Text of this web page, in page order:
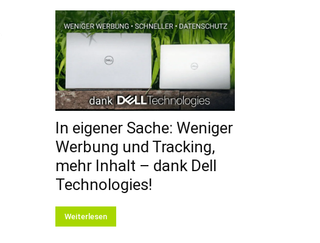
In eigener Sache: Weniger
Werbung und Tracking,
mehr Inhalt – dank Dell
Technologies!
Weiterlesen